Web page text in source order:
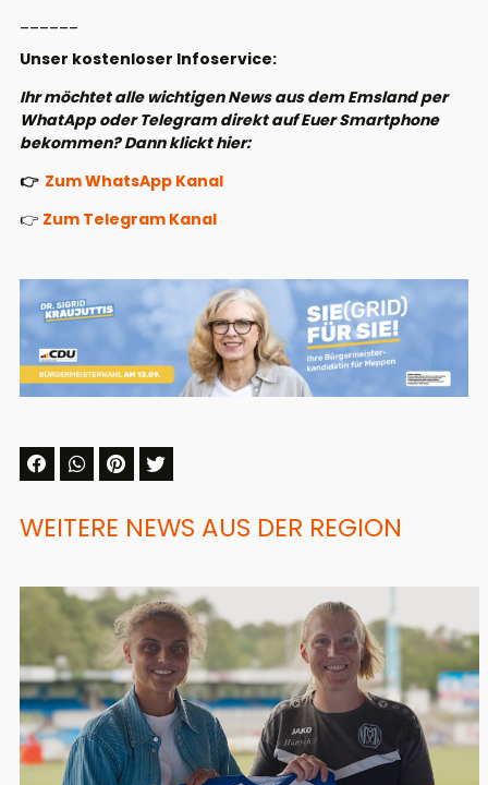
Unser kostenloser Infoservice:
Ihr möchtet alle wichtigen News aus dem Emsland per
WhatApp oder Telegram direkt auf Euer Smartphone
bekommen? Dann klickt hier:
👉 Zum WhatsApp Kanal
👉 Zum Telegram Kanal
WEITERE NEWS AUS DER REGION